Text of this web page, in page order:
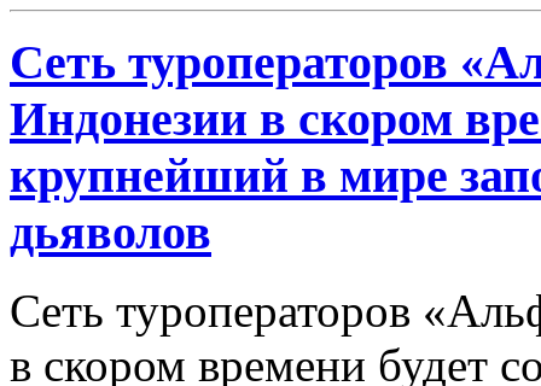
Сеть туроператоров
Индонезии в скором
крупнейший в мире
дьяволов
Сеть туроператоров
в скором времени будет